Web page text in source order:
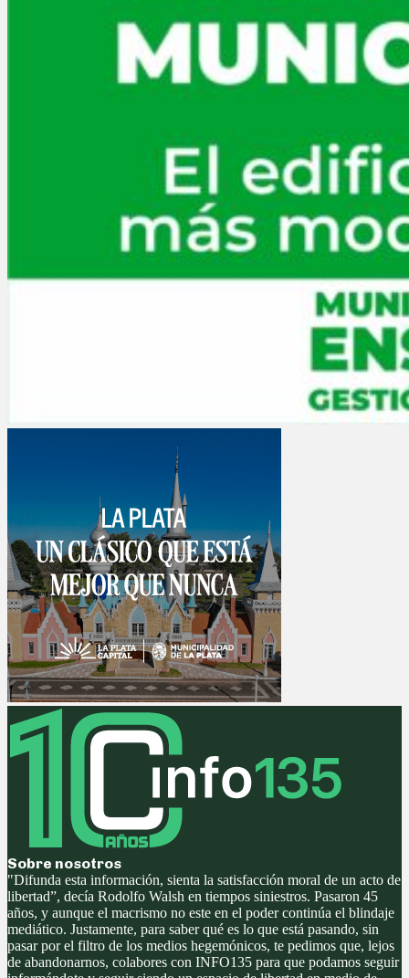
Sobre nosotros
"Difunda esta información, sienta la satisfacción moral de un acto de
libertad”, decía Rodolfo Walsh en tiempos siniestros. Pasaron 45
años, y aunque el macrismo no este en el poder continúa el blindaje
mediático. Justamente, para saber qué es lo que está pasando, sin
pasar por el filtro de los medios hegemónicos, te pedimos que, lejos
de abandonarnos, colabores con INFO135 para que podamos seguir